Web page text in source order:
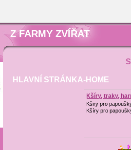
Z FARMY ZVÍŘAT
HLAVNÍ STRÁNKA-HOME
Kšíry, traky,
Kširy pro
Kšíry pro